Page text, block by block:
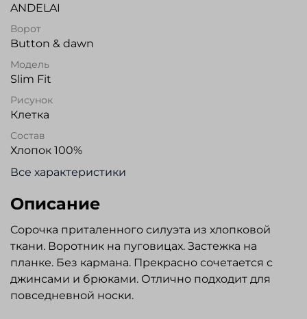
ANDELAI
Ворот
Button & dawn
Модель
Slim Fit
Рисунок
Клетка
Состав
Хлопок 100%
Все характеристики
Описание
Cорочка приталенного силуэта из хлопковой
ткани. Воротник на пуговицах. Застежка на
планке. Без кармана. Прекрасно сочетается с
джинсами и брюками. Отлично подходит для
повседневной носки.